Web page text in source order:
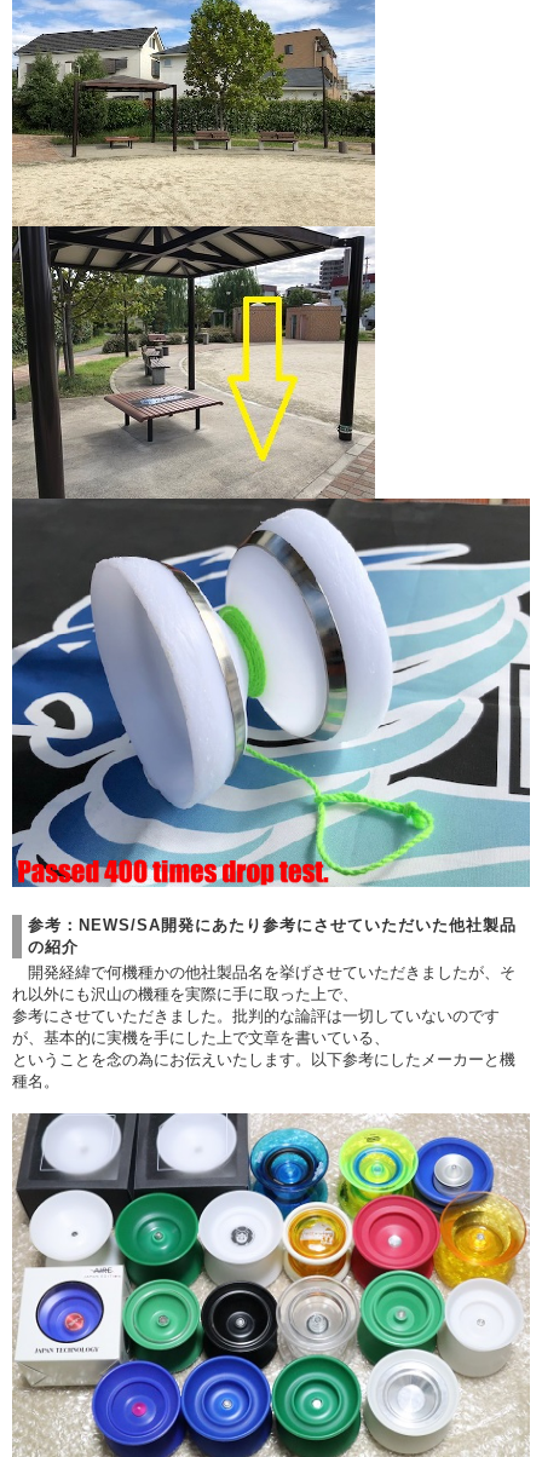
参考：NEWS/SA開発にあたり参考にさせていただいた他社製品
の紹介
開発経緯で何機種かの他社製品名を挙げさせていただきましたが、そ
れ以外にも沢山の機種を実際に手に取った上で、
参考にさせていただきました。批判的な論評は一切していないのです
が、基本的に実機を手にした上で文章を書いている、
ということを念の為にお伝えいたします。以下参考にしたメーカーと機
種名。